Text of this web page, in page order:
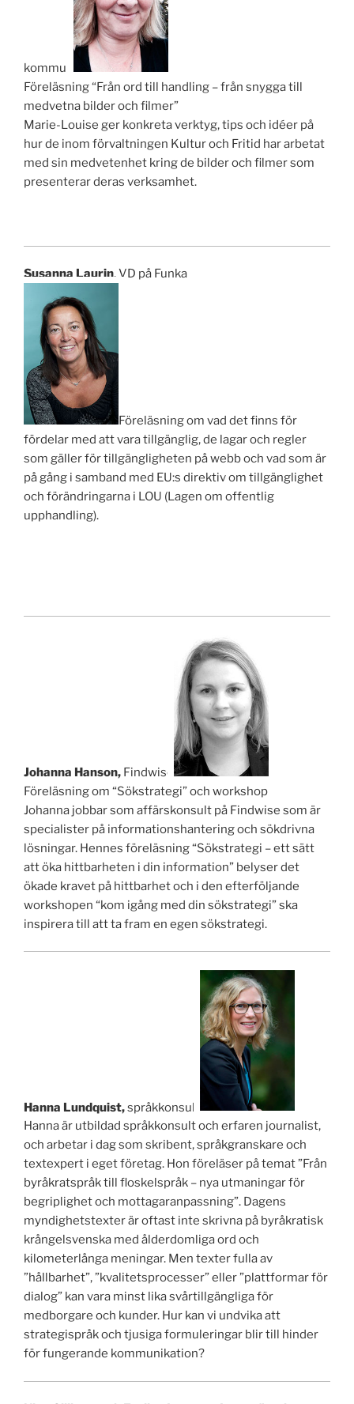
kommun
Föreläsning “Från ord till handling – från snygga till
medvetna bilder och filmer”
Marie-Louise ger konkreta verktyg, tips och idéer på
hur de inom förvaltningen Kultur och Fritid har arbetat
med sin medvetenhet kring de bilder och filmer som
presenterar deras verksamhet.
Susanna Laurin, VD på Funka
Föreläsning om vad det finns för
fördelar med att vara tillgänglig, de lagar och regler
som gäller för tillgängligheten på webb och vad som är
på gång i samband med EU:s direktiv om tillgänglighet
och förändringarna i LOU (Lagen om offentlig
upphandling).
Johanna Hanson, Findwise
Föreläsning om “Sökstrategi” och workshop
Johanna jobbar som affärskonsult på Findwise som är
specialister på informationshantering och sökdrivna
lösningar. Hennes föreläsning “Sökstrategi – ett sätt
att öka hittbarheten i din information” belyser det
ökade kravet på hittbarhet och i den efterföljande
workshopen “kom igång med din sökstrategi” ska
inspirera till att ta fram en egen sökstrategi.
Hanna Lundquist,språkkonsult
Hanna är utbildad språkkonsult och erfaren journalist,
och arbetar i dag som skribent, språkgranskare och
textexpert i eget företag. Hon föreläser på temat ”Från
byråkratspråk till floskelspråk – nya utmaningar för
begriplighet och mottagaranpassning”. Dagens
myndighetstexter är oftast inte skrivna på byråkratisk
krångelsvenska med ålderdomliga ord och
kilometerlånga meningar. Men texter fulla av
”hållbarhet”, ”kvalitetsprocesser” eller ”plattformar för
dialog” kan vara minst lika svårtillgängliga för
medborgare och kunder. Hur kan vi undvika att
strategispråk och tjusiga formuleringar blir till hinder
för fungerande kommunikation?